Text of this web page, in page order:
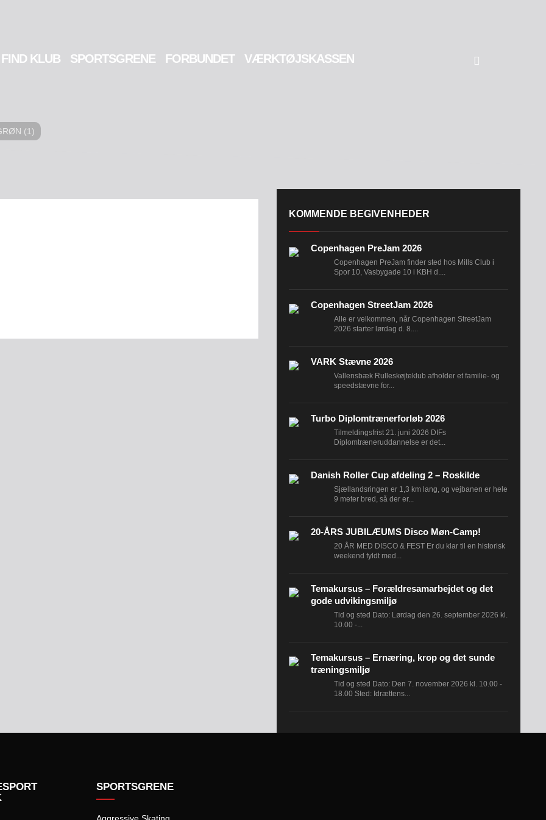
FIND KLUB SPORTSGRENE FORBUNDET
VÆRKTØJSKASSEN
(1)
KOMMENDE BEGIVENHEDER
Copenhagen PreJam 2026
Copenhagen PreJam finder sted hos Mills Club i
Spor 10, Vasbygade 10 i KBH d....
Copenhagen StreetJam 2026
Alle er velkommen, når Copenhagen StreetJam
2026 starter lørdag d. 8....
VARK Stævne 2026
Vallensbæk Rulleskøjteklub afholder et familie- og
speedstævne for...
Turbo Diplomtrænerforløb 2026
Tilmeldingsfrist 21. juni 2026 DIFs
Diplomtræneruddannelse er det...
Danish Roller Cup afdeling 2 – Roskilde
Sjællandsringen er 1,3 km lang, og vejbanen er hele
9 meter bred, så der er...
20-ÅRS JUBILÆUMS Disco Møn-Camp!
20 ÅR MED DISCO & FEST Er du klar til en historisk
weekend fyldt med...
Temakursus – Forældresamarbejdet og det
gode udvikingsmiljø
Tid og sted Dato: Lørdag den 26. september 2026 kl.
10.00 -...
Temakursus – Ernæring, krop og det sunde
træningsmiljø
Tid og sted Dato: Den 7. november 2026 kl. 10.00 -
18.00 Sted: Idrættens...
SPORTSGRENE